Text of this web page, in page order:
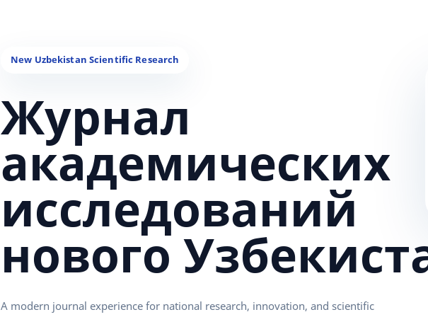
Журнал
академических
исследований
нового